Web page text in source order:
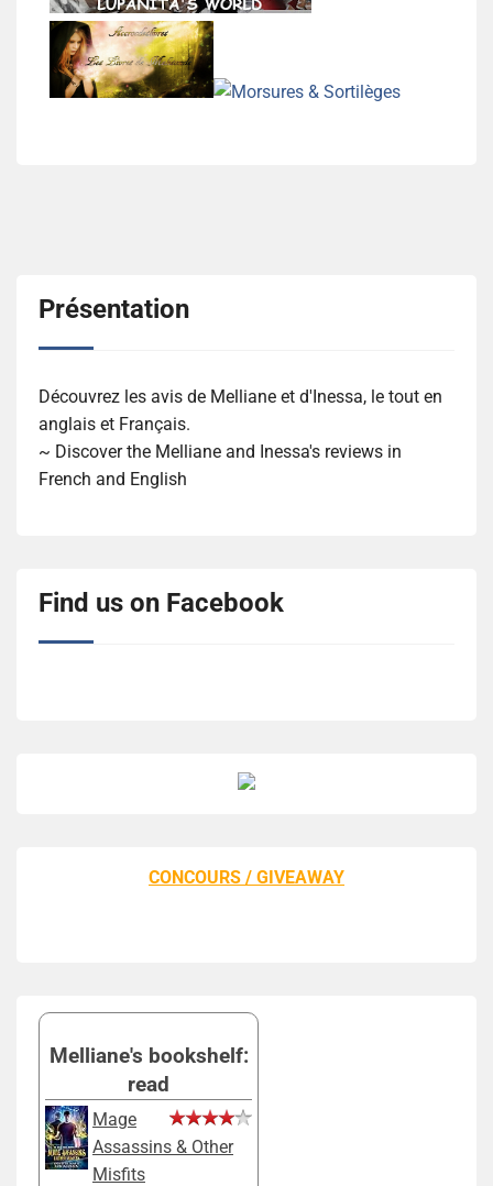
Présentation
Découvrez les avis de Melliane et d'Inessa, le tout en
anglais et Français.
~ Discover the Melliane and Inessa's reviews in
French and English
Find us on Facebook
CONCOURS / GIVEAWAY
Melliane's bookshelf:
read
Mage
Assassins & Other
Misfits